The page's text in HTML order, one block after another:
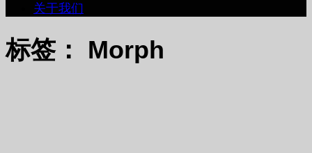
关于我们
标签： Morph